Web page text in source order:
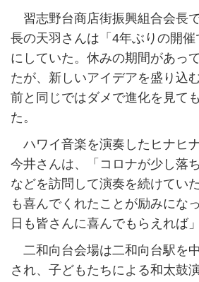
習志野台商店街振興組合会長
長の天羽さんは「4年ぶりの開
にしていた。休みの期間があっ
たが、新しいアイデアを盛り込
前と同じではダメで進化を見て
た。
ハワイ音楽を演奏したヒナヒ
今井さんは、「コロナが少し落
などを訪問して演奏を続けてい
も喜んでくれたことが励みにな
日も皆さんに喜んでもらえれば
二和向台会場は二和向台駅を
され、子どもたちによる和太鼓